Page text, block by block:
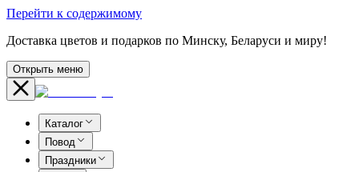
Перейти к содержимому
Доставка цветов и подарков по Минску, Беларуси и миру!
Открыть меню
Каталог
Повод
Праздники